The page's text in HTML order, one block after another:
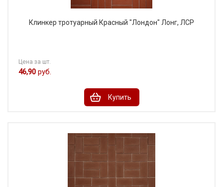
Клинкер тротуарный Красный "Лондон" Лонг, ЛСР
Цена за шт.
46,90 руб.
Купить